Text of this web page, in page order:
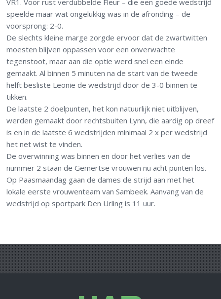
VR1. Voor rust verdubbelde Fleur – die een goede wedstrijd
speelde maar wat ongelukkig was in de afronding – de
voorsprong: 2-0.
De slechts kleine marge zorgde ervoor dat de zwartwitten
moesten blijven oppassen voor een onverwachte
tegenstoot, maar aan die optie werd snel een einde
gemaakt. Al binnen 5 minuten na de start van de tweede
helft besliste Leonie de wedstrijd door de 3-0 binnen te
tikken.
De laatste 2 doelpunten, het kon natuurlijk niet uitblijven,
werden gemaakt door rechtsbuiten Lynn, die aardig op dreef
is en in de laatste 6 wedstrijden minimaal 2 x per wedstrijd
het net wist te vinden.
De overwinning was binnen en door het verlies van de
nummer 2 staan de Gemertse vrouwen nu acht punten los.
Op Paasmaandag gaan de dames de strijd aan met het
lokale eerste vrouwenteam van Sambeek. Aanvang van de
wedstrijd op sportpark Den Urling is 11 uur.